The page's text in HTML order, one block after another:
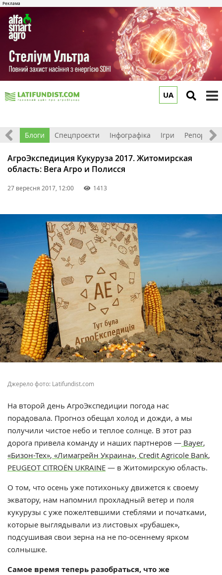
UA
Блоги Спецпроєкти Інфографіка Ігри Репортажі
АгроЭкспедиция Кукуруза 2017. Житомирская
область: Вега Агро и Полисся
27 вересня 2017, 12:00 1413
Джерело фото: Latifundist.com
На второй день АгроЭкспедиции погода нас
порадовала. Прогноз обещал холод и дожди, а мы
получили чистое небо и теплое солнце. В этот раз
дорога привела команду и наших партнеров — Bayer,
«Бизон-Тех», «Лимагрейн Украина», Credit Agricole Bank,
PEUGEOT CITROЁN UKRAINE — в Житомирскую область.
О том, что осень уже потихоньку движется к своему
экватору, нам напомнил прохладный ветер и поля
кукурузы с уже пожелтевшими стеблями и початками,
которые выглядывали из листовых «рубашек»,
подсушивая свои зерна на не по-осеннему ярком
солнышке.
Самое время теперь разобраться, что же